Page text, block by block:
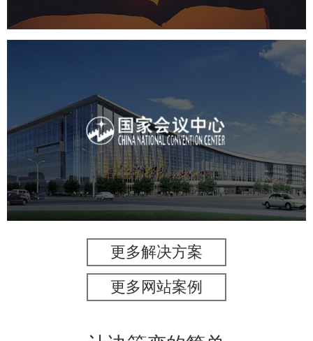
国家会议中心
专业服务 网站建设 网站设计
更多解决方案
更多网站案例